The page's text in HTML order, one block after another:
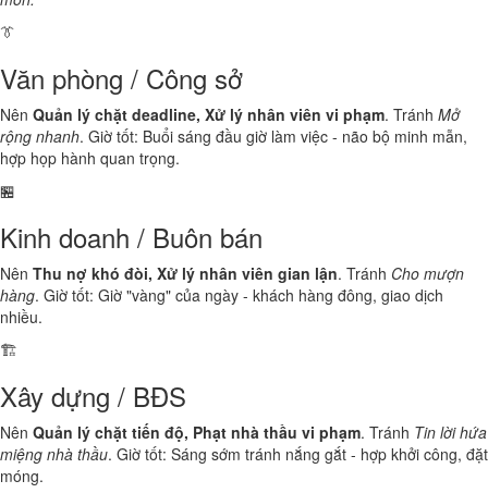
👔
Văn phòng / Công sở
Nên Quản lý chặt deadline, Xử lý nhân viên vi phạm. Tránh Mở
rộng nhanh. Giờ tốt: Buổi sáng đầu giờ làm việc - não bộ minh mẫn,
hợp họp hành quan trọng.
🏪
Kinh doanh / Buôn bán
Nên Thu nợ khó đòi, Xử lý nhân viên gian lận. Tránh Cho mượn
hàng. Giờ tốt: Giờ "vàng" của ngày - khách hàng đông, giao dịch
nhiều.
🏗️
Xây dựng / BĐS
Nên Quản lý chặt tiến độ, Phạt nhà thầu vi phạm. Tránh Tin lời hứa
miệng nhà thầu. Giờ tốt: Sáng sớm tránh nắng gắt - hợp khởi công, đặt
móng.